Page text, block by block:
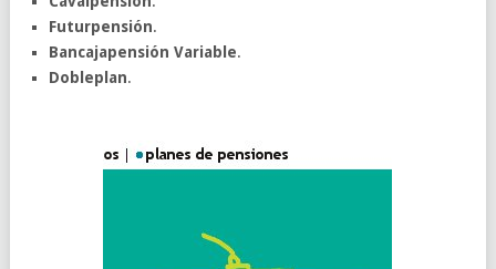
Futurpensión.
Bancajapensión Variable.
Dobleplan.